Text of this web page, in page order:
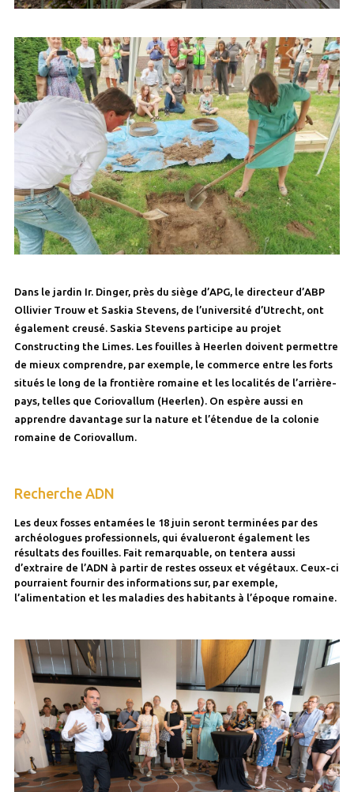
Dans le jardin Ir. Dinger, près du siège d’APG, le directeur d’ABP
Ollivier Trouw et Saskia Stevens, de l’université d’Utrecht, ont
également creusé. Saskia Stevens participe au projet
Constructing the Limes. Les fouilles à Heerlen doivent permettre
de mieux comprendre, par exemple, le commerce entre les forts
situés le long de la frontière romaine et les localités de l’arrière-
pays, telles que Coriovallum (Heerlen). On espère aussi en
apprendre davantage sur la nature et l’étendue de la colonie
romaine de Coriovallum.
Recherche ADN
Les deux fosses entamées le 18 juin seront terminées par des
archéologues professionnels, qui évalueront également les
résultats des fouilles. Fait remarquable, on tentera aussi
d’extraire de l’ADN à partir de restes osseux et végétaux. Ceux-ci
pourraient fournir des informations sur, par exemple,
l’alimentation et les maladies des habitants à l’époque romaine.